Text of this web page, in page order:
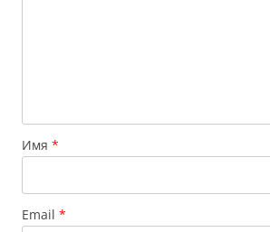
Имя *
Email *